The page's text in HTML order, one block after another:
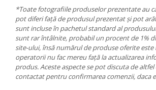
*Toate fotografiile produselor prezentate au
pot diferi față de produsul prezentat și pot
sunt incluse în pachetul standard al
sunt rar întâlnite, probabil un procent de 1%
site-ului, însă numărul de produse oferite este
operatorii nu fac mereu față la actualizarea
produs. Aceste aspecte se pot discuta de
contactat pentru confirmarea comenzii, daca